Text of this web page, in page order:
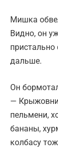
Мишка
Видно, он
дальше.
Он
—
пельмени,
бананы,
колбасу